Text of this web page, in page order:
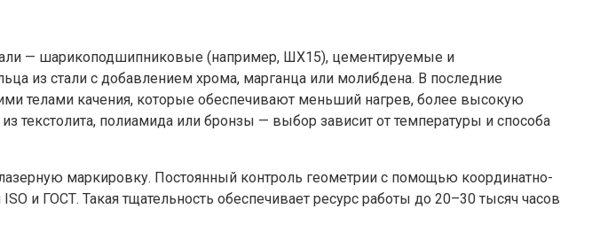
— шарикоподшипниковые (например, ШХ15), цементируемые и
из стали с добавлением хрома, марганца или молибдена. В последние
телами качения, которые обеспечивают меньший нагрев, более высокую
текстолита, полиамида или бронзы — выбор зависит от температуры и способа
маркировку. Постоянный контроль геометрии с помощью координатно-
и ГОСТ. Такая тщательность обеспечивает ресурс работы до 20–30 тысяч часов